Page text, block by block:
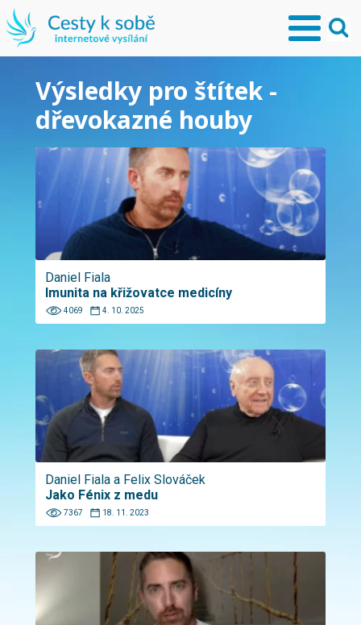
Výsledky pro štítek -
dřevokazné houby
Daniel Fiala
Imunita na křižovatce medicíny
4069 4. 10. 2025
Daniel Fiala a Felix Slováček
Jako Fénix z medu
7367 18. 11. 2023